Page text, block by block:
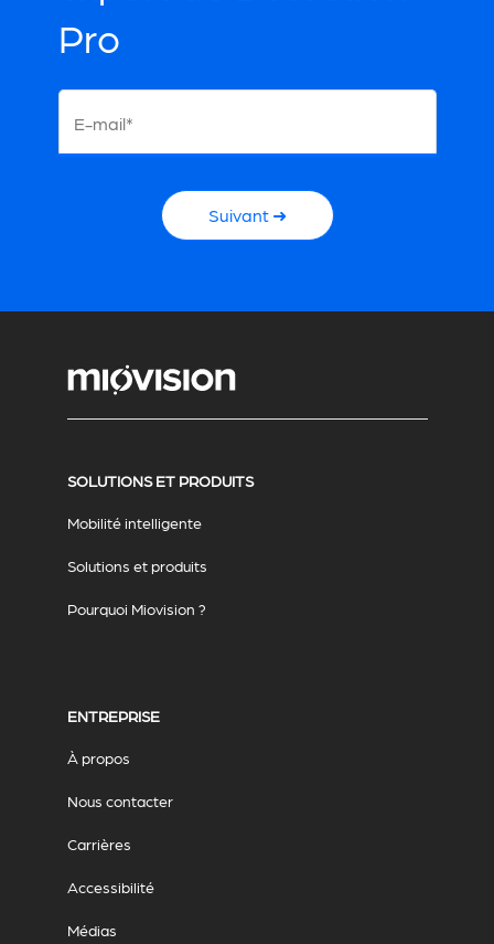
Pro
E-mail*
Suivant ➜
SOLUTIONS ET PRODUITS
Mobilité intelligente
Solutions et produits
Pourquoi Miovision ?
ENTREPRISE
À propos
Nous contacter
Carrières
Accessibilité
Médias